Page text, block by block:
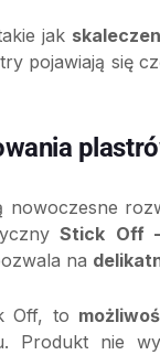
jak
pojawiają się
Stick Off
na
Off, to
Produkt nie